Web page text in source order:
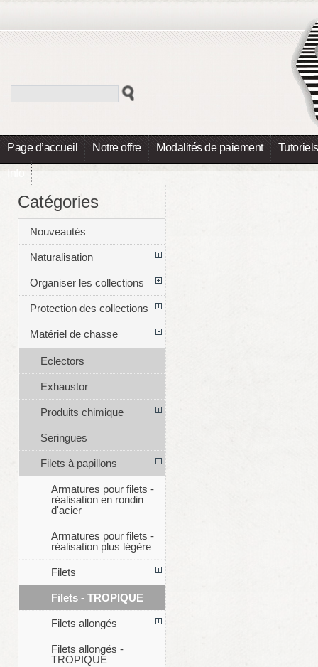
Page d’accueil Notre offre Modalités de paiement Tutoriels
Info
Catégories
Nouveautés
Naturalisation
Organiser les collections
Protection des collections
Matériel de chasse
Eclectors
Exhaustor
Produits chimique
Seringues
Filets à papillons
Armatures pour filets -
réalisation en rondin
d'acier
Armatures pour filets -
réalisation plus légère
Filets
Filets - TROPIQUE
Filets allongés
Filets allongés -
TROPIQUE